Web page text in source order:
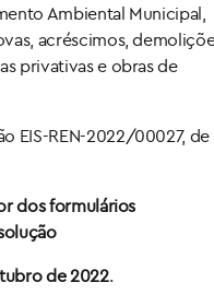
Ambiental Municipal,
acréscimos,
privativas e obras de
EIS-REN-2022/00027, de
dos formulários
de 2022.